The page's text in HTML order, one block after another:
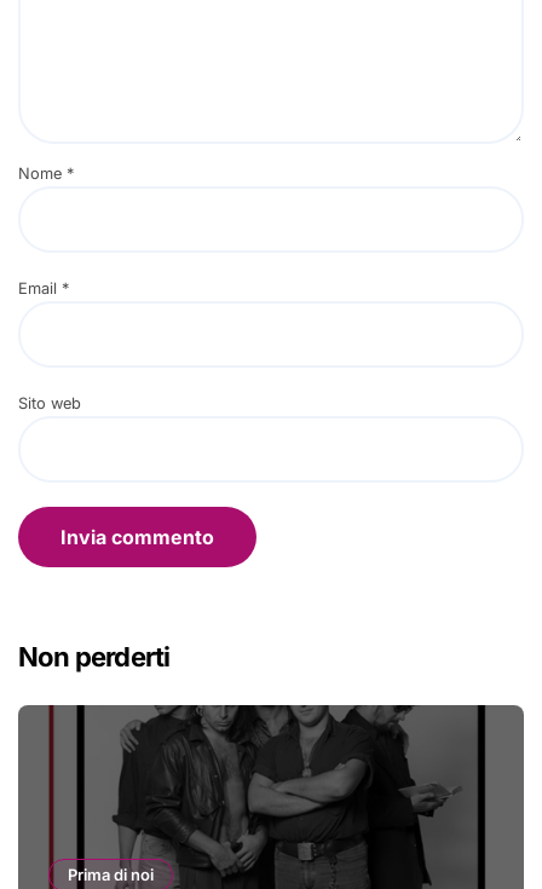
Nome *
Email *
Sito web
Non perderti
Prima di noi